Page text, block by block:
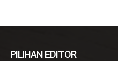
PILIHAN EDITOR